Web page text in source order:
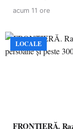
acum 11 ore
LOCALE
FRONTIERĂ.